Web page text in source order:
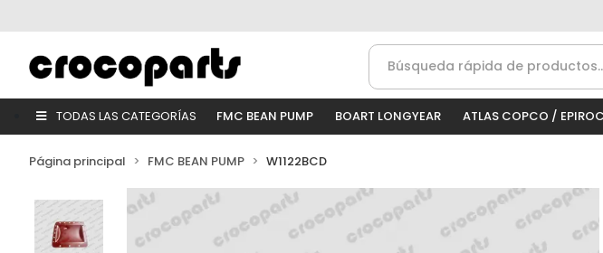
TODAS LAS CATEGORÍAS FMC BEAN PUMP BOART LONGYEAR ATLAS COPCO / EPIROC
Página principal FMC BEAN PUMP W1122BCD